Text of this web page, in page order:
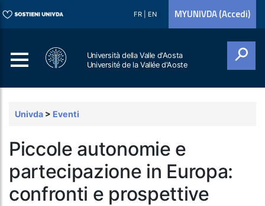
FR EN MYUNIVDA (Accedi)
Università della Valle d'Aosta
Université de la Vallée d'Aoste
Univda > Eventi
Piccole autonomie e
partecipazione in Europa:
confronti e prospettive